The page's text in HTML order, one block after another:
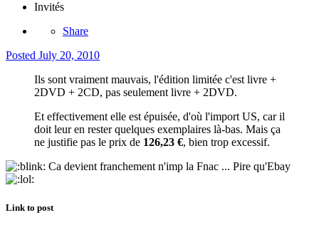
Invités
Share
Posted July 20, 2010
Ils sont vraiment mauvais, l'édition limitée c'est livre +
2DVD + 2CD, pas seulement livre + 2DVD.
Et effectivement elle est épuisée, d'où l'import US, car il
doit leur en rester quelques exemplaires là-bas. Mais ça
ne justifie pas le prix de 126,23 €, bien trop excessif.
Ca devient franchement n'imp la Fnac ... Pire qu'Ebay
Link to post